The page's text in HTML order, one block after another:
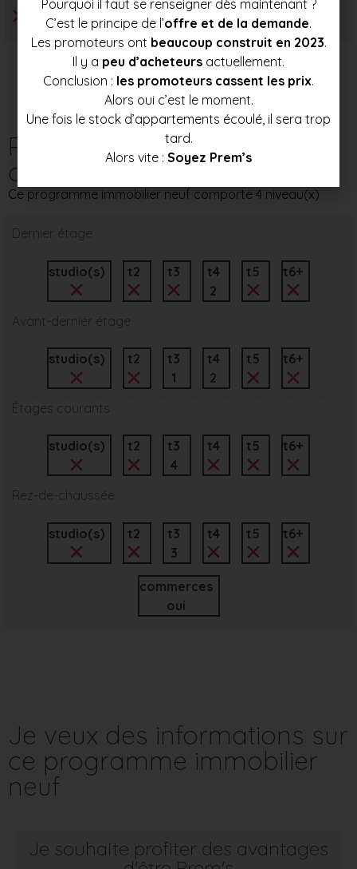
Répartition des
appartements par étage
Ce programme immobilier neuf comporte 4 niveau(x)
Dernier étage
studio(s) t2 t3
t4
2
t5 t6+
Avant-dernier étage
studio(s) t2
t3
1
t4
2
t5 t6+
Étages courants
studio(s) t2
t3
4
t4 t5 t6+
Rez-de-chaussée
studio(s) t2
t3
3
t4 t5 t6+
commerces
oui
Je veux des informations sur
ce programme immobilier
neuf
Je souhaite profiter des avantages
Pourquoi il faut se renseigner dès maintenant ?
C’est le principe de l’offre et de la demande.
Les promoteurs ont beaucoup construit en 2023.
Il y a peu d’acheteurs actuellement.
Conclusion : les promoteurs cassent les prix.
Alors oui c’est le moment.
Une fois le stock d’appartements écoulé, il sera trop
tard.
Alors vite : Soyez Prem’s